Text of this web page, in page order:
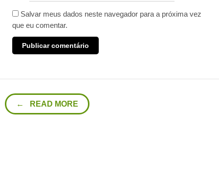
Salvar meus dados neste navegador para a próxima vez
que eu comentar.
← READ MORE